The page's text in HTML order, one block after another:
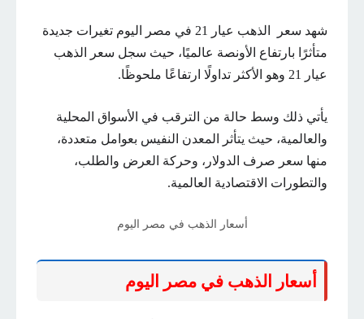
شهد سعر الذهب عيار 21 في مصر اليوم تغيرات جديدة
متأثرًا بارتفاع الأونصة عالميًا، حيث سجل سعر الذهب
عيار 21 وهو الأكثر تداولًا ارتفاعًا ملحوظًا.
يأتي ذلك وسط حالة من الترقب في الأسواق المحلية
والعالمية، حيث يتأثر المعدن النفيس بعوامل متعددة،
منها سعر صرف الدولار، وحركة العرض والطلب،
والتطورات الاقتصادية العالمية.
أسعار الذهب في مصر اليوم
أسعار الذهب في مصر اليوم